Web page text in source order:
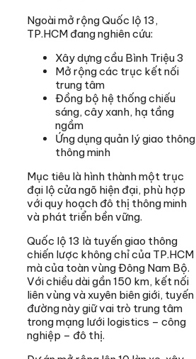
Ngoài mở rộng Quốc lộ 13,
TP.HCM đang nghiên cứu:
Xây dựng cầu Bình Triệu 3
Mở rộng các trục kết nối
trung tâm
Đồng bộ hệ thống chiếu
sáng, cây xanh, hạ tầng
ngầm
Ứng dụng quản lý giao thông
thông minh
Mục tiêu là hình thành một trục
đại lộ cửa ngõ hiện đại, phù hợp
với quy hoạch đô thị thông minh
và phát triển bền vững.
Quốc lộ 13 là tuyến giao thông
chiến lược không chỉ của TP.HCM
mà của toàn vùng Đông Nam Bộ.
Với chiều dài gần 150 km, kết nối
liên vùng và xuyên biên giới, tuyến
đường này giữ vai trò trung tâm
trong mạng lưới logistics – công
nghiệp – đô thị.